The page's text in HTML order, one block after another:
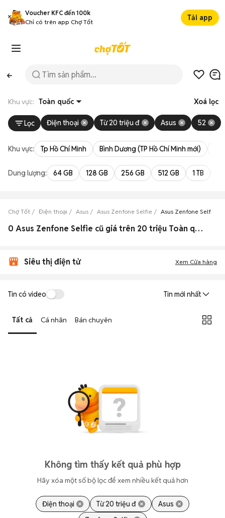
Voucher KFC đến 100k
Chỉ có trên app Chợ Tốt
Tải app
Khu vực: Toàn quốc Xoá lọc
Lọc Điện thoại Từ 20 triệu đ Asus 52
Khu vực: Tp Hồ Chí Minh Bình Dương (TP Hồ Chí Minh mới)
Dung lượng: 64 GB 128 GB 256 GB 512 GB 1 TB
Chợ Tốt Điện thoại Asus Asus Zenfone Selfie Asus Zenfone Selfie
0 Asus Zenfone Selfie cũ giá trên 20 triệu Toàn quốc đẹp
Siêu thị điện tử Xem Cửa hàng
Tin có video Tin mới nhất
Tất cả Cá nhân Bán chuyên
Không tìm thấy kết quả phù hợp
Hãy xóa một số bộ lọc để xem nhiều kết quả hơn
Điện thoại Từ 20 triệu đ
Asus